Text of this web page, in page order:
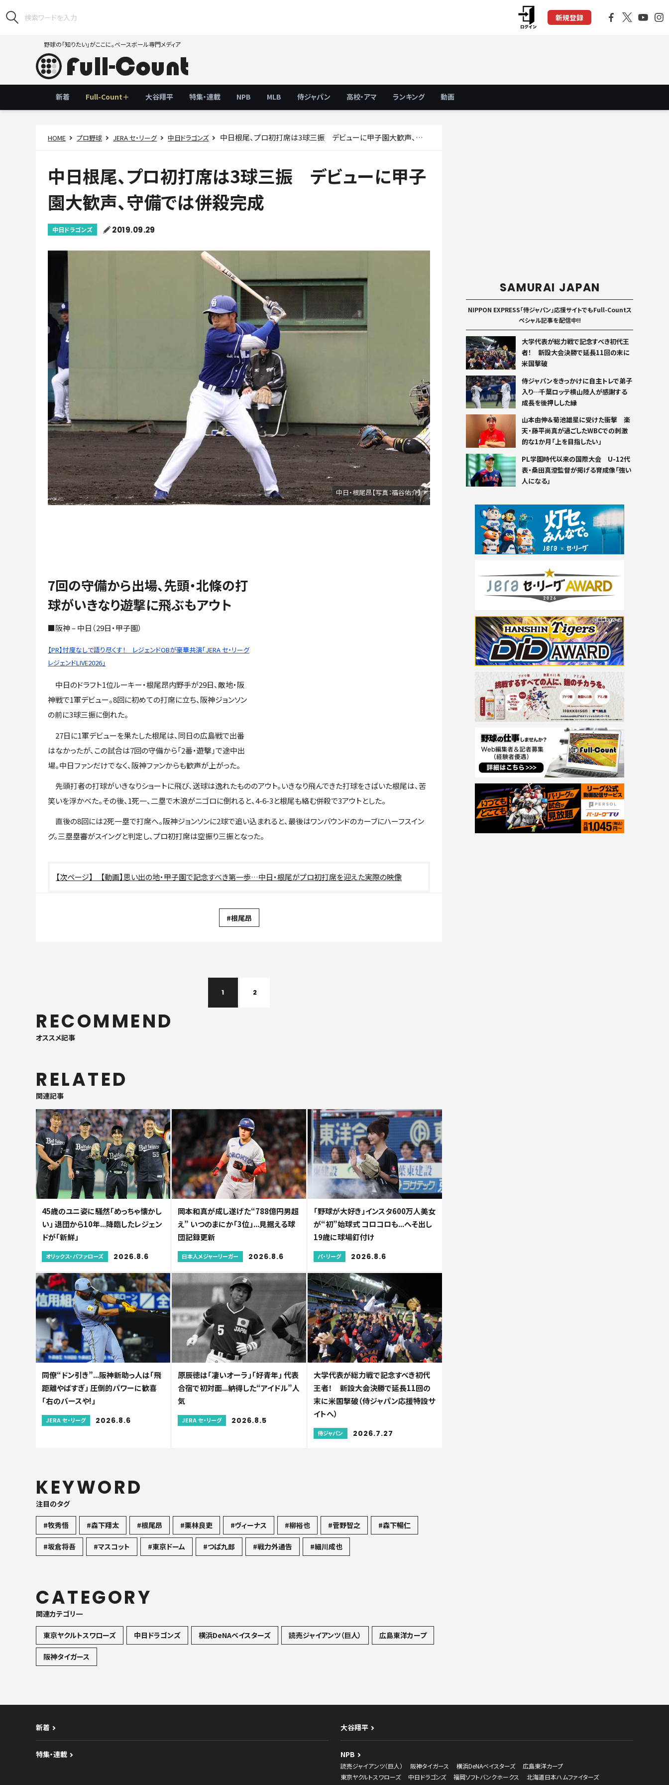
新規登録
野球の「知りたい」がここに。ベースボール専門メディア
新着 Full-Count＋ 大谷翔平 特集・連載 NPB MLB 侍ジャパン 高校・アマ ランキング 動画
HOME プロ野球 JERA セ・リーグ 中日ドラゴンズ 中日根尾、プロ初打席は3球三振 デビューに甲子園大歓声、守備では併殺完成
中日根尾、プロ初打席は3球三振 デビューに甲子
園大歓声、守備では併殺完成
中日ドラゴンズ 2019.09.29
中日・根尾昂【写真：福谷佑介】
7回の守備から出場、先頭・北條の打
球がいきなり遊撃に飛ぶもアウト
■阪神 – 中日（29日・甲子園）
【PR】忖度なしで語り尽くす！ レジェンドOBが豪華共演「JERA セ・リーグ
レジェンドLIVE2026」
中日のドラフト1位ルーキー・根尾昂内野手が29日、敵地・阪
神戦で1軍デビュー。8回に初めての打席に立ち、阪神ジョンソン
の前に3球三振に倒れた。
27日に1軍デビューを果たした根尾は、同日の広島戦で出番
はなかったが、この試合は7回の守備から「2番・遊撃」で途中出
場。中日ファンだけでなく、阪神ファンからも歓声が上がった。
先頭打者の打球がいきなりショートに飛び、送球は逸れたもののアウト。いきなり飛んできた打球をさばいた根尾は、苦
笑いを浮かべた。その後、1死一、二塁で木浪がニゴロに倒れると、4-6-3と根尾も絡む併殺で3アウトとした。
直後の8回には2死一塁で打席へ。阪神ジョンソンに2球で追い込まれると、最後はワンバウンドのカーブにハーフスイン
グ。三塁塁審がスイングと判定し、プロ初打席は空振り三振となった。
【動画】思い出の地・甲子園で記念すべき第一歩…中日・根尾がプロ初打席を迎えた実際の映像
#根尾昂
1 2
RECOMMEND
オススメ記事
RELATED
関連記事
45歳のユニ姿に騒然「めっちゃ懐かし
い」 退団から10年...降臨したレジェン
ドが「新鮮」
オリックス・バファローズ 2026.8.6
岡本和真が成し遂げた“788億円男超
え” いつのまにか「3位」...見据える球
団記録更新
日本人メジャーリーガー 2026.8.6
「野球が大好き」インスタ600万人美女
が“初”始球式 コロコロも...へそ出し
19歳に球場釘付け
パ・リーグ 2026.8.6
同僚“ドン引き”...阪神新助っ人は「飛
距離やばすぎ」 圧倒的パワーに歓喜
「右のバースや!」
JERA セ・リーグ 2026.8.6
原辰徳は「凄いオーラ」「好青年」 代表
合宿で初対面...納得した“アイドル”人
気
JERA セ・リーグ 2026.8.5
大学代表が総力戦で記念すべき初代
王者！ 新設大会決勝で延長11回の
末に米国撃破（侍ジャパン応援特設サ
イトへ）
侍ジャパン 2026.7.27
KEYWORD
注目のタグ
#牧秀悟 #森下翔太 #根尾昂 #栗林良吏 #ヴィーナス #柳裕也 #菅野智之 #森下暢仁
#坂倉将吾 #マスコット #東京ドーム #つば九郎 #戦力外通告 #細川成也
CATEGORY
関連カテゴリ一
東京ヤクルトスワローズ 中日ドラゴンズ 横浜DeNAベイスターズ 読売ジャイアンツ（巨人） 広島東洋カープ
阪神タイガース
SAMURAI JAPAN
NIPPON EXPRESS「侍ジャパン」応援サイトでもFull-Countス
ペシャル記事を配信中!!
大学代表が総力戦で記念すべき初代王
者！ 新設大会決勝で延長11回の末に
米国撃破
侍ジャパンをきっかけに自主トレで弟子
入り…千葉ロッテ横山陸人が感謝する
成長を後押しした縁
山本由伸＆菊池雄星に受けた衝撃 楽
天・藤平尚真が過ごしたWBCでの刺激
的な1か月「上を目指したい」
PL学園時代以来の国際大会 U-12代
表・桑田真澄監督が掲げる育成像「強い
人になる」
新着 大谷翔平
特集・連載 NPB
読売ジャイアンツ（巨人） 阪神タイガース 横浜DeNAベイスターズ
広島東洋カープ
東京ヤクルトスワローズ
中日ドラゴンズ 福岡ソフトバンクホークス
北海道日本ハムファイターズ